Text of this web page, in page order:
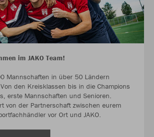
im JAKO Team!
Mannschaften in über 50 Ländern
den Kreisklassen bis in die Champions
erste Mannschaften und Senioren.
von der Partnerschaft zwischen eurem
vor Ort und JAKO.